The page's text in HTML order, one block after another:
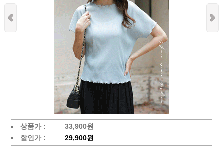
상품가 :
33,900원
할인가 :
29,900원